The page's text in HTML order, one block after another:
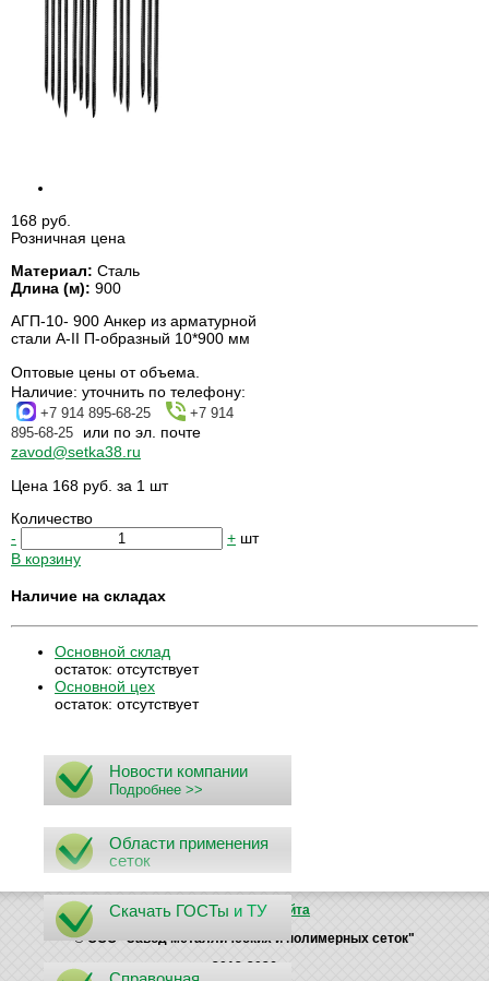
168 руб.
Розничная цена
Материал: Сталь
Длина (м): 900
АГП-10- 900 Анкер из арматурной
стали А-II П-образный 10*900 мм
Оптовые цены от объема.
Наличие: уточнить по телефону:
+7 914 895-68-25
+7 914
895-68-25
или по эл. почте
zavod@setka38.ru
Цена 168 руб. за 1 шт
Количество
-
+ шт
В корзину
Наличие на складах
Основной склад
остаток: отсутствует
Основной цех
остаток: отсутствует
Новости компании
Подробнее >>
Области применения
сеток
Скачать ГОСТы и ТУ
Поиск
Карта сайта
© ООО "Завод металлических и полимерных сеток"
2012-2026